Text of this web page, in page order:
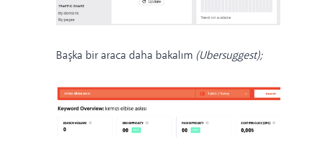
Başka bir araca daha bakalım (Ubersuggest);